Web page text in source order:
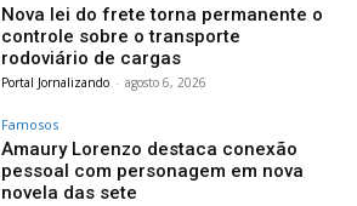
Nova lei do frete torna permanente o
controle sobre o transporte
rodoviário de cargas
Portal Jornalizando - agosto 6, 2026
Famosos
Amaury Lorenzo destaca conexão
pessoal com personagem em nova
novela das sete